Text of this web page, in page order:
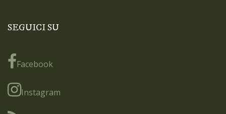
SEGUICI SU
Facebook
Instagram